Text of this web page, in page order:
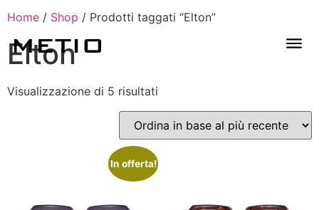
Home / Shop / Prodotti taggati “Elton”
Elton
Visualizzazione di 5 risultati
In offerta!